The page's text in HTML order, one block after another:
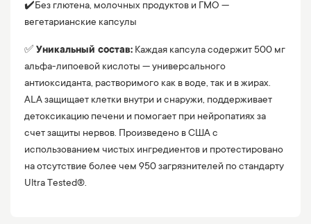
✔️Без глютена, молочных продуктов и ГМО —
вегетарианские капсулы
✅ Уникальный состав: Каждая капсула содержит 500 мг
альфа-липоевой кислоты — универсального
антиоксиданта, растворимого как в воде, так и в жирах.
ALA защищает клетки внутри и снаружи, поддерживает
детоксикацию печени и помогает при нейропатиях за
счет защиты нервов. Произведено в США с
использованием чистых ингредиентов и протестировано
на отсутствие более чем 950 загрязнителей по стандарту
Ultra Tested®.